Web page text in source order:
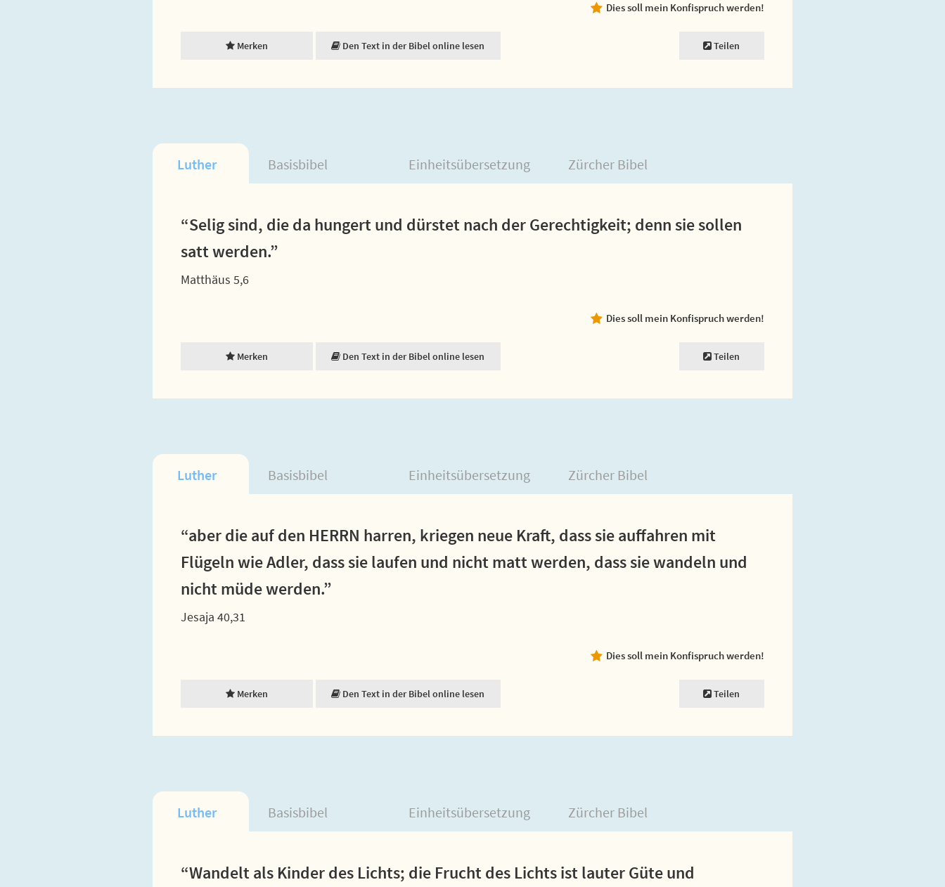
Dies soll mein Konfispruch werden!
Merken Den Text in der Bibel online lesen Teilen
Luther Basisbibel Einheitsübersetzung Zürcher Bibel
“Selig sind, die da hungert und dürstet nach der Gerechtigkeit; denn sie sollen
satt werden.”
Matthäus 5,6
Dies soll mein Konfispruch werden!
Merken Den Text in der Bibel online lesen Teilen
Luther Basisbibel Einheitsübersetzung Zürcher Bibel
“aber die auf den HERRN harren, kriegen neue Kraft, dass sie auffahren mit
Flügeln wie Adler, dass sie laufen und nicht matt werden, dass sie wandeln und
nicht müde werden.”
Jesaja 40,31
Dies soll mein Konfispruch werden!
Merken Den Text in der Bibel online lesen Teilen
Luther Basisbibel Einheitsübersetzung Zürcher Bibel
“Wandelt als Kinder des Lichts; die Frucht des Lichts ist lauter Güte und